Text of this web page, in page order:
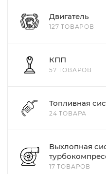
Двигатель
127 ТОВАРОВ
КПП
57 ТОВАРОВ
Топливная
24 ТОВАРА
Выхлопная
17 ТОВАРОВ